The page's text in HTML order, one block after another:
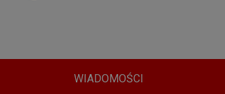
WIADOMOŚCI